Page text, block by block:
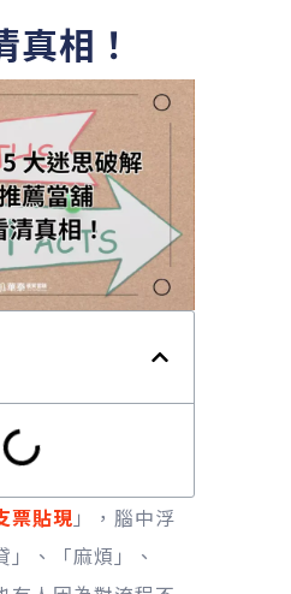
真相！
票貼現 」，腦中浮
、「麻煩」、